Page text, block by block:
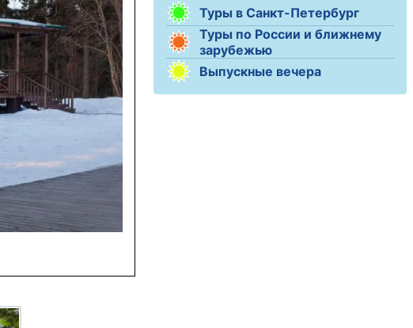
Туры в Санкт-Петербург
Туры по России и ближнему
зарубежью
Выпускные вечера